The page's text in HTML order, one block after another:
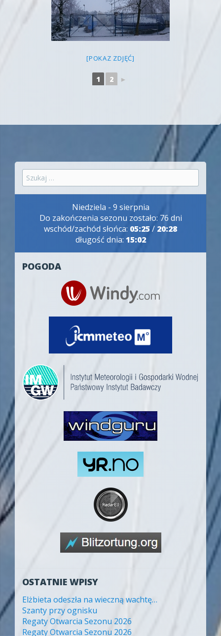
[POKAZ ZDJĘĆ]
1 2 ►
Szukaj:
Niedziela - 9 sierpnia
Do zakończenia sezonu zostało: 76 dni
wschód/zachód słońca: 05:25 / 20:28
długość dnia: 15:02
POGODA
OSTATNIE WPISY
Elżbieta odeszła na wieczną wachtę…
Szanty przy ognisku
Regaty Otwarcia Sezonu 2026
Regaty Otwarcia Sezonu 2026